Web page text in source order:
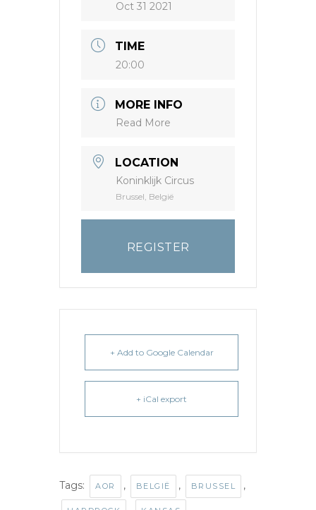
Oct 31 2021
TIME
20:00
MORE INFO
Read More
LOCATION
Koninklijk Circus
Brussel, België
REGISTER
+ Add to Google Calendar
+ iCal export
Tags: AOR , BELGIË , BRUSSEL ,